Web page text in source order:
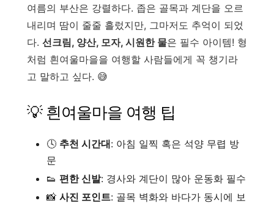
여름의 부산은 강렬하다. 좁은 골목과 계단을 오르
내리며 땀이 줄줄 흘렀지만, 그마저도 추억이 되었
다. 선크림, 양산, 모자, 시원한 물은 필수 아이템! 형
처럼 흰여울마을을 여행할 사람들에게 꼭 챙기라
고 말하고 싶다. 😅
💡 흰여울마을 여행 팁
🕓 추천 시간대: 아침 일찍 혹은 석양 무렵 방
문
👟 편한 신발: 경사와 계단이 많아 운동화 필수
📸 사진 포인트: 골목 벽화와 바다가 동시에 보